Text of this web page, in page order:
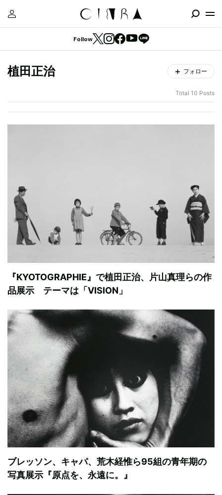
Follow
植田正治 フォロー
Total 10 Posts
『KYOTOGRAPHIE』で植田正治、片山真理らの作
品展示 テーマは「VISION」
ブレッソン、キャパ、荒木経惟ら95組の青年期の
写真展示『原点を、永遠に。』